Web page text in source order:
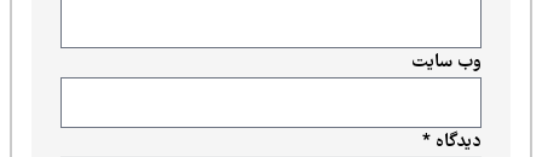
دیدگاه*
وب‌ سایت